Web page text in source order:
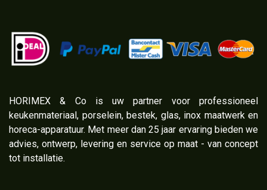
​HORIMEX & Co is uw partner voor professioneel
keukenmateriaal, porselein, bestek, glas, inox maatwerk en
horeca-apparatuur. Met meer dan 25 jaar ervaring bieden we
advies, ontwerp, levering en service op maat - van concept
tot installatie.